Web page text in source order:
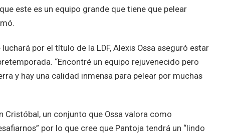
este es un equipo grande que tiene que pelear
por el título de la LDF, Alexis Ossa aseguró estar
“Encontré un equipo rejuvenecido pero
y hay una calidad inmensa para pelear por muchas
un conjunto que Ossa valora como
por lo que cree que Pantoja tendrá un “lindo